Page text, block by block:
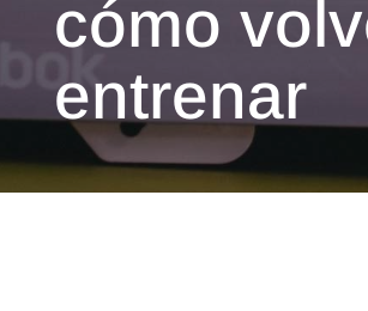
cómo
entrenar